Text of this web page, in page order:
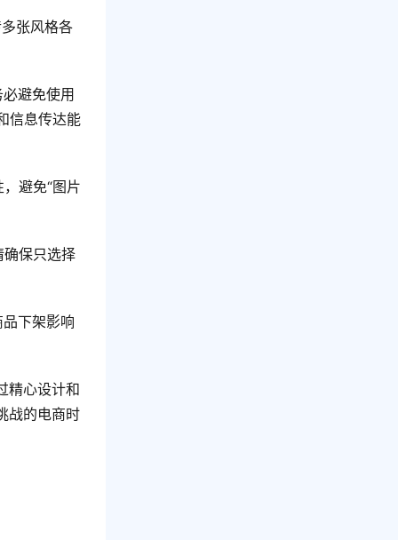
张风格各
避免使用
信息传达能
避免“图片
确保只选择
下架影响
精心设计和
战的电商时